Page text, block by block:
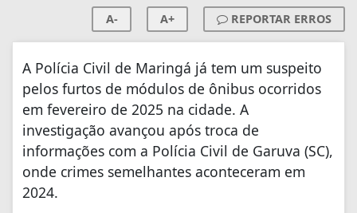
A- A+ REPORTAR ERROS
A Polícia Civil de Maringá já tem um suspeito
pelos furtos de módulos de ônibus ocorridos
em fevereiro de 2025 na cidade. A
investigação avançou após troca de
informações com a Polícia Civil de Garuva (SC),
onde crimes semelhantes aconteceram em
2024.